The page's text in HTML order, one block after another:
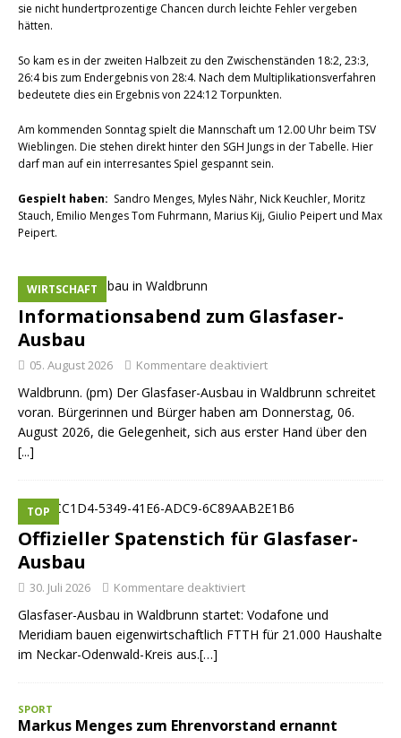
sie nicht hundertprozentige Chancen durch leichte Fehler vergeben
hätten.
So kam es in der zweiten Halbzeit zu den Zwischenständen 18:2, 23:3,
26:4 bis zum Endergebnis von 28:4. Nach dem Multiplikationsverfahren
bedeutete dies ein Ergebnis von 224:12 Torpunkten.
Am kommenden Sonntag spielt die Mannschaft um 12.00 Uhr beim TSV
Wieblingen. Die stehen direkt hinter den SGH Jungs in der Tabelle. Hier
darf man auf ein interresantes Spiel gespannt sein.
Gespielt haben: Sandro Menges, Myles Nähr, Nick Keuchler, Moritz
Stauch, Emilio Menges Tom Fuhrmann, Marius Kij, Giulio Peipert und Max
Peipert.
Informationsabend zum Glasfaser-
Ausbau
WIRTSCHAFT
05. August 2026 Kommentare deaktiviert
Waldbrunn. (pm) Der Glasfaser-Ausbau in Waldbrunn schreitet
voran. Bürgerinnen und Bürger haben am Donnerstag, 06.
August 2026, die Gelegenheit, sich aus erster Hand über den
[...]
Offizieller Spatenstich für Glasfaser-
Ausbau
TOP
30. Juli 2026 Kommentare deaktiviert
Glasfaser-Ausbau in Waldbrunn startet: Vodafone und
Meridiam bauen eigenwirtschaftlich FTTH für 21.000 Haushalte
im Neckar-Odenwald-Kreis aus.[…]
SPORT
Markus Menges zum Ehrenvorstand ernannt